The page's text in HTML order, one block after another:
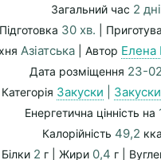
Загальний час 2 дні
Підготовка 30 хв. |
Азіатська | Автор Елена
Дата розміщення 23-
Категорія Закуски
Енергетична цінність на
Калорійність 49,2
Білки 2 г | Жири 0,4 г |